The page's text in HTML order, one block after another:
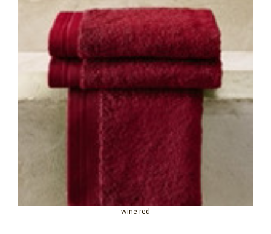
wine red